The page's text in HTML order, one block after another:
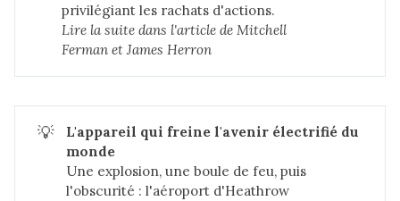
privilégiant les rachats d'actions.
Lire la suite dans l'article de Mitchell
Ferman et James Herron
💡
L'appareil qui freine l'avenir électrifié du
monde
Une explosion, une boule de feu, puis
l'obscurité : l'aéroport d'Heathrow